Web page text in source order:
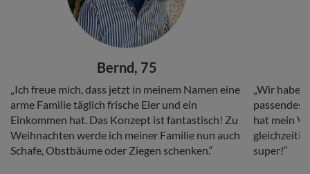
Bernd, 75
Copy
„Ich freue mich, dass jetzt in meinem Namen eine
arme Familie täglich frische Eier und ein
Einkommen hat. Das Konzept ist fantastisch! Zu
Weihnachten werde ich meiner Familie nun auch
Schafe, Obstbäume oder Ziegen schenken.“
Copy
„Wir
passendes
hat mein
gleichzeitig
super!“